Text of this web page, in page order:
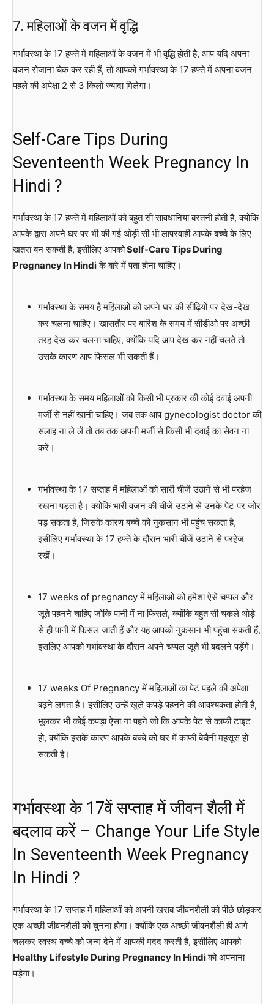
7. महिलाओं के वजन में वृद्धि
गर्भावस्था के 17 हफ्ते में महिलाओं के वजन में भी वृद्धि होती है, आप यदि अपना
वजन रोजाना चेक कर रही हैं, तो आपको गर्भावस्था के 17 हफ्ते में अपना वजन
पहले की अपेक्षा 2 से 3 किलो ज्यादा मिलेगा।
Self-Care Tips During
Seventeenth Week Pregnancy In
Hindi ?
गर्भावस्था के 17 हफ्ते में महिलाओं को बहुत सी सावधानियां बरतनी होती है, क्योंकि
आपके द्वारा अपने घर पर भी की गई थोड़ी सी भी लापरवाही आपके बच्चे के लिए
खतरा बन सकती है, इसीलिए आपकोSelf-Care Tips During
Pregnancy In Hindiके बारे में पता होना चाहिए।
गर्भावस्था के समय है महिलाओं को अपने घर की सीढ़ियों पर देख-देख
कर चलना चाहिए। खासतौर पर बारिश के समय में सीडीओ पर अच्छी
तरह देख कर चलना चाहिए, क्योंकि यदि आप देख कर नहीं चलते तो
उसके कारण आप फिसल भी सकती हैं।
गर्भावस्था के समय महिलाओं को किसी भी प्रकार की कोई दवाई अपनी
मर्जी से नहीं खानी चाहिए। जब तक आप gynecologist doctor की
सलाह ना ले लें तो तब तक अपनी मर्जी से किसी भी दवाई का सेवन ना
करें।
गर्भावस्था के 17 सप्ताह में महिलाओं को सारी चीजें उठाने से भी परहेज
रखना पड़ता है। क्योंकि भारी वजन की चीजें उठाने से उनके पेट पर जोर
पड़ सकता है, जिसके कारण बच्चे को नुकसान भी पहुंच सकता है,
इसीलिए गर्भावस्था के 17 हफ्ते के दौरान भारी चीजें उठाने से परहेज
रखें।
17 weeks of pregnancy में महिलाओं को हमेशा ऐसे चप्पल और
जूते पहनने चाहिए जोकि पानी में ना फिसले, क्योंकि बहुत सी चकले थोड़े
से ही पानी में फिसल जाती हैं और यह आपको नुकसान भी पहुंचा सकती हैं,
इसलिए आपको गर्भावस्था के दौरान अपने चप्पल जूते भी बदलने पड़ेंगे।
17 weeks Of Pregnancy में महिलाओं का पेट पहले की अपेक्षा
बढ़ने लगता है। इसीलिए उन्हें खुले कपड़े पहनने की आवश्यकता होती है,
भूलकर भी कोई कपड़ा ऐसा ना पहने जो कि आपके पेट से काफी टाइट
हो, क्योंकि इसके कारण आपके बच्चे को घर में काफी बेचैनी महसूस हो
सकती है।
गर्भावस्था के 17वें सप्ताह में जीवन शैली में
बदलाव करें – Change Your Life Style
In Seventeenth Week Pregnancy
In Hindi ?
गर्भावस्था के 17 सप्ताह में महिलाओं को अपनी खराब जीवनशैली को पीछे छोड़कर
एक अच्छी जीवनशैली को चुनना होगा। क्योंकि एक अच्छी जीवनशैली ही आगे
चलकर स्वस्थ बच्चे को जन्म देने में आपकी मदद करती है, इसीलिए आपको
Healthy Lifestyle During Pregnancy In Hindiको अपनाना
पड़ेगा।